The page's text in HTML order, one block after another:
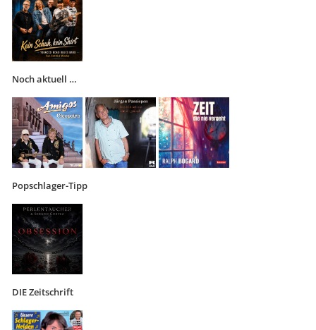
Noch aktuell …
Popschlager-Tipp
DIE Zeitschrift